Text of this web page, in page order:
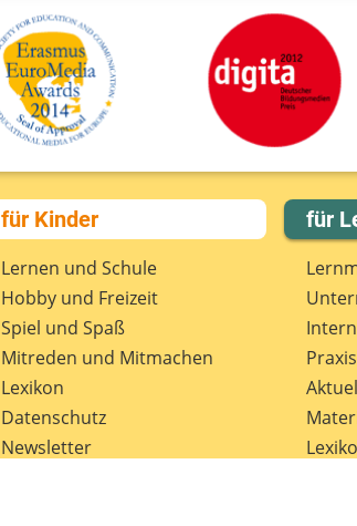
für Kinder
Lernen und Schule
Hobby und Freizeit
Spiel und Spaß
Mitreden und Mitmachen
Lexikon
Datenschutz
Newsletter
für